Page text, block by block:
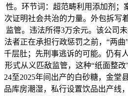
性。环节词：超范畴利用添加剂；
次证明社会共治的力量。外包拆写
监管。违法所得3万余元。该公司
法者正在承担行政惩罚之前，“两曲
千层肚；先刑事逃诉的可能。仍有
形式从义匹敌监管，这种“纸面整改
24至2025年间出产的白砂糖，金堂
品库房潮湿，私行设置饮品出产线